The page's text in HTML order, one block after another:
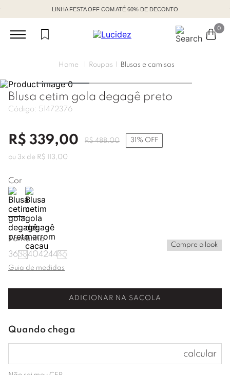
LINHA FESTA OFF COM ATÉ 60% DE DECONTO
0
Roupas Blusas e camisas
Blusa cetim gola degagê preto
Código: 51472376
R$ 339,00 R$ 488,00 31% OFF
ou 3x de R$ 113 ,00
Cor
Tamanho
363840424446
Compre o look
Guia de medidas
ADICIONAR NA SACOLA